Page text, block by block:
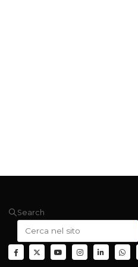
Search